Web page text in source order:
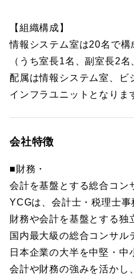
【組織構成】
情報システム室は20名で構
（うち室長1名、副室長2名
配属は情報システム室、ビ
インフラユニットとなりま
会社特徴
■財務・
会計を基盤とする総合コン
YCGは、会計士・税理士事
財務や会計を基盤とする独
国内最大級の総合コンサル
日本企業の大半を中堅・中
会計や財務の強みを活かし